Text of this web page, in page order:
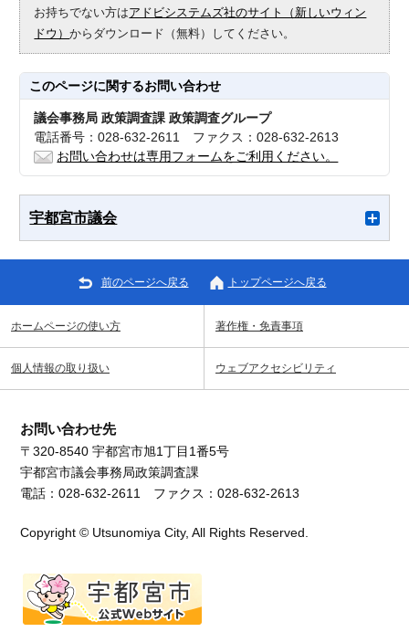
お持ちでない方はアドビシステムズ社のサイト（新しいウィン
ドウ）からダウンロード（無料）してください。
このページに関するお問い合わせ
議会事務局 政策調査課 政策調査グループ
電話番号：028-632-2611 ファクス：028-632-2613
お問い合わせは専用フォームをご利用ください。
宇都宮市議会
前のページへ戻る トップページへ戻る
ホームページの使い方 著作権・免責事項
個人情報の取り扱い ウェブアクセシビリティ
お問い合わせ先
〒320-8540 宇都宮市旭1丁目1番5号
宇都宮市議会事務局政策調査課
電話：028-632-2611 ファクス：028-632-2613
Copyright © Utsunomiya City, All Rights Reserved.